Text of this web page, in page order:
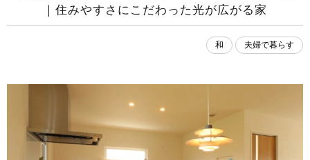
｜住みやすさにこだわった光が広がる家
和 夫婦で暮らす